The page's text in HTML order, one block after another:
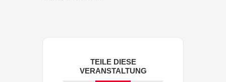
TEILE DIESE
VERANSTALTUNG